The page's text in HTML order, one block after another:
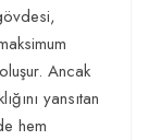
Ancak
yansıtan
hem